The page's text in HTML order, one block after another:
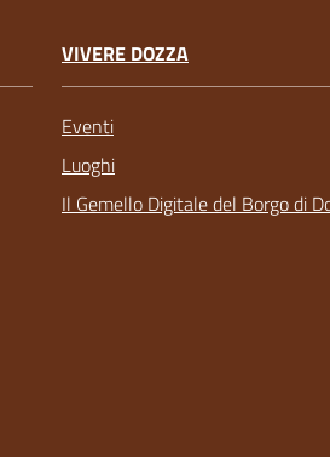
VIVERE DOZZA
Eventi
Luoghi
Il Gemello Digitale del Borgo di